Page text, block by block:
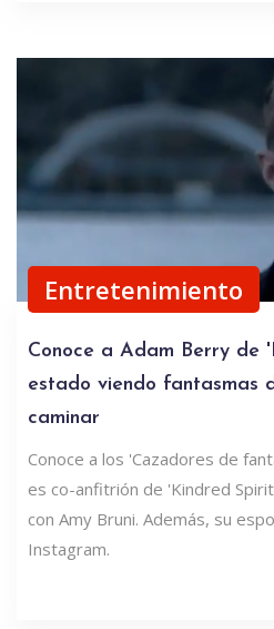
Entretenimiento
Conoce a Adam Berry de
estado viendo fantasmas
caminar
Conoce a los 'Cazadores de
es co-anfitrión de 'Kindred
con Amy Bruni. Además, su
Instagram.